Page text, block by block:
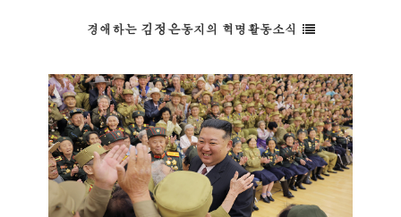
경애하는 김정은동지의 혁명활동소식